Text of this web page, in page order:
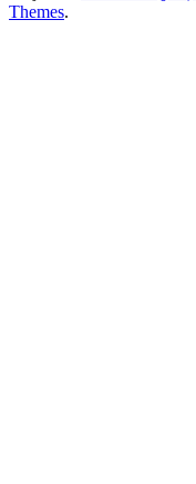
Themes.